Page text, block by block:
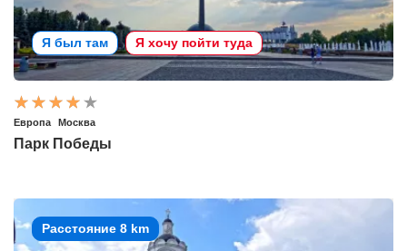
Я был там Я хочу пойти туда
Европа Москва
Парк Победы
Расстояние 8 km